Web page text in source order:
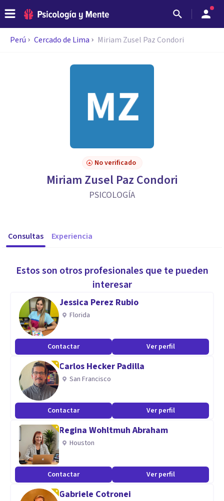
Perú Cercado de Lima Miriam Zusel Paz Condori
No verificado
Miriam Zusel Paz Condori
PSICOLOGÍA
Consultas Experiencia
Estos son otros profesionales que te pueden
interesar
Jessica Perez Rubio
Florida
Contactar Ver perfil
Carlos Hecker Padilla
San Francisco
Contactar Ver perfil
Regina Wohltmuh Abraham
Houston
Contactar Ver perfil
Gabriele Cotronei